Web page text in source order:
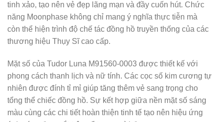
tinh xảo, tạo nên vẻ đẹp lãng mạn và đầy cuốn hút. Chức
năng Moonphase không chỉ mang ý nghĩa thực tiễn mà
còn thể hiện trình độ chế tác đồng hồ truyền thống của các
thương hiệu Thụy Sĩ cao cấp.
Mặt số của Tudor Luna M91560-0003 được thiết kế với
phong cách thanh lịch và nữ tính. Các cọc số kim cương tự
nhiên được đính tỉ mỉ giúp tăng thêm vẻ sang trọng cho
tổng thể chiếc đồng hồ. Sự kết hợp giữa nền mặt số sáng
màu cùng các chi tiết hoàn thiện tinh tế tạo nên hiệu ứng